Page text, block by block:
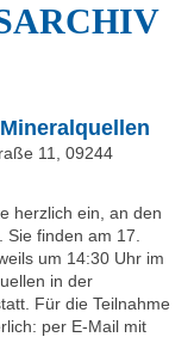
11, 09244
herzlich ein, an den
finden am 17.
um 14:30 Uhr im
in der
Für die Teilnahme
per E-Mail mit